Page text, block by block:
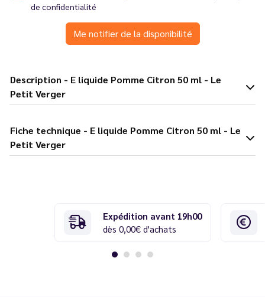
de confidentialité
Me notifier de la disponibilité
Description - E liquide Pomme Citron 50 ml - Le
Petit Verger
Fiche technique - E liquide Pomme Citron 50 ml - Le
Petit Verger
Expédition avant 19h00
dès 0,00€ d'achats